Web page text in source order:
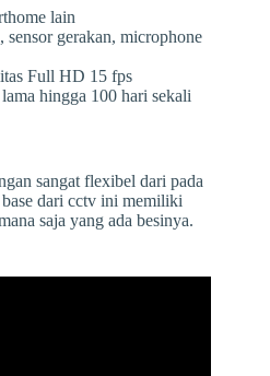
lain
gerakan, microphone
Full HD 15 fps
hingga 100 hari sekali
sangat flexibel dari pada
dari cctv ini memiliki
saja yang ada besinya.